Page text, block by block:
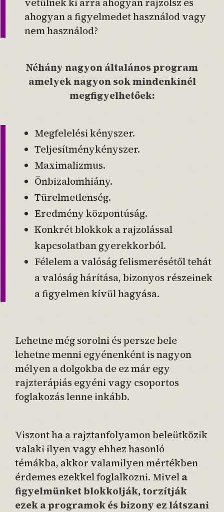
ahogyan a figyelmedet használod vagy
nem használod?
Néhány nagyon általános program
amelyek nagyon sok mindenkinél
megfigyelhetőek:
Megfelelési kényszer.
Teljesítménykényszer.
Maximalizmus.
Önbizalomhiány.
Türelmetlenség.
Eredmény központúság.
Konkrét blokkok a rajzolással
kapcsolatban gyerekkorból.
Félelem a valóság felismerésétől tehát
a valóság hárítása, bizonyos részeinek
a figyelmen kívül hagyása.
Lehetne még sorolni és persze bele
lehetne menni egyénenként is nagyon
mélyen a dolgokba de ez már egy
rajzterápiás egyéni vagy csoportos
foglakozás lenne inkább.
Viszont ha a rajztanfolyamon beleütközik
valaki ilyen vagy ehhez hasonló
témákba, akkor valamilyen mértékben
érdemes ezekkel foglalkozni. Mivela
figyelmünket blokkolják, torzítják
ezek a programok és bizony ez látszani